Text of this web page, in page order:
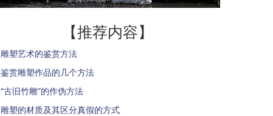
【推荐内容】
雕塑艺术的鉴赏方法
鉴赏雕塑作品的几个方法
“古旧竹雕”的作伪方法
雕塑的材质及其区分真假的方式